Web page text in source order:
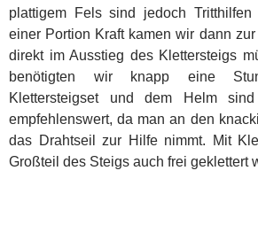
plattigem Fels sind jedoch
einer Portion Kraft kamen wir dann
direkt im Ausstieg des Klettersteigs
benötigten wir knapp eine
Klettersteigset und dem Helm
empfehlenswert, da man an den
das Drahtseil zur Hilfe nimmt. Mit
Großteil des Steigs auch frei geklettert